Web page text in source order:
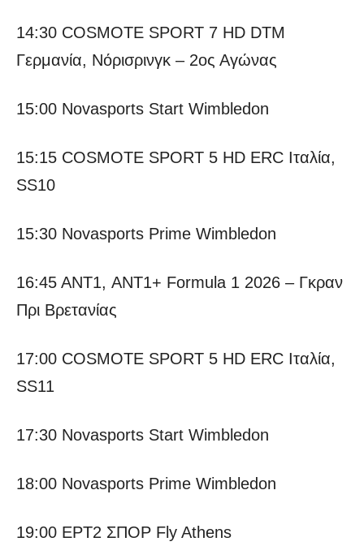
14:30 COSMOTE SPORT 7 HD DTM
Γερμανία, Νόρισρινγκ – 2ος Αγώνας
15:00 Novasports Start Wimbledon
15:15 COSMOTE SPORT 5 HD ERC Ιταλία,
SS10
15:30 Novasports Prime Wimbledon
16:45 ANT1, ΑΝΤ1+ Formula 1 2026 – Γκραν
Πρι Βρετανίας
17:00 COSMOTE SPORT 5 HD ERC Ιταλία,
SS11
17:30 Novasports Start Wimbledon
18:00 Novasports Prime Wimbledon
19:00 ΕΡΤ2 ΣΠΟΡ Fly Athens